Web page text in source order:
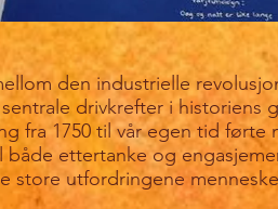
den industrielle
drivkrefter i historiens
fra 1750 til vår egen tid
både ettertanke og
store utfordringene